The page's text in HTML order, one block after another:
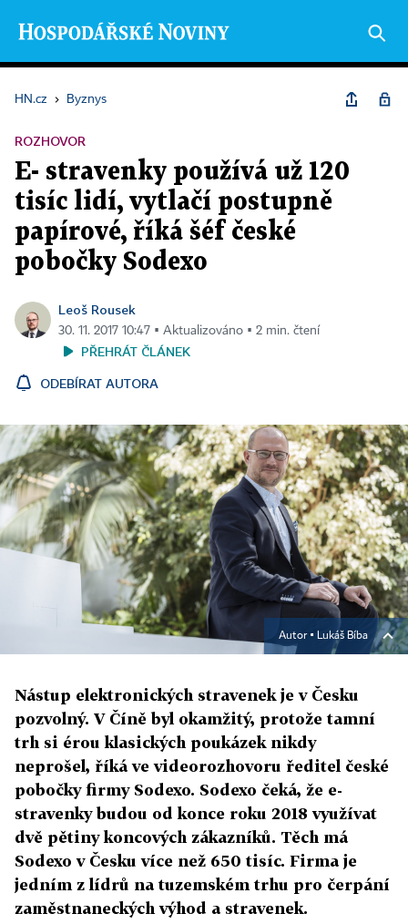
HN.cz › Byznys
ROZHOVOR
E- stravenky používá už 120
tisíc lidí, vytlačí postupně
papírové, říká šéf české
pobočky Sodexo
Leoš Rousek
30. 11. 2017 10:47 ▪ Aktualizováno ▪ 2 min. čtení
PŘEHRÁT ČLÁNEK
ODEBÍRAT AUTORA
Autor ▪ Lukáš Bíba
Nástup elektronických stravenek je v Česku
pozvolný. V Číně byl okamžitý, protože tamní
trh si érou klasických poukázek nikdy
neprošel, říká ve videorozhovoru ředitel české
pobočky firmy Sodexo. Sodexo čeká, že e-
stravenky budou od konce roku 2018 využívat
dvě pětiny koncových zákazníků. Těch má
Sodexo v Česku více než 650 tisíc. Firma je
jedním z lídrů na tuzemském trhu pro čerpání
zaměstnaneckých výhod a stravenek.